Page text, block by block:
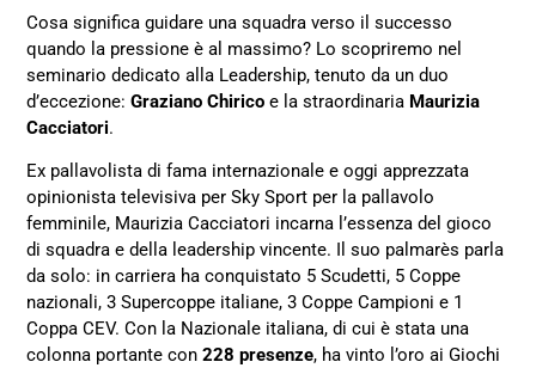
Cosa significa guidare una squadra verso il successo
quando la pressione è al massimo? Lo scopriremo nel
seminario dedicato alla Leadership, tenuto da un duo
d’eccezione:Graziano Chirico e la straordinaria Maurizia
Cacciatori.
Ex pallavolista di fama internazionale e oggi apprezzata
opinionista televisiva per Sky Sport per la pallavolo
femminile, Maurizia Cacciatori incarna l’essenza del gioco
di squadra e della leadership vincente. Il suo palmarès parla
da solo: in carriera ha conquistato 5 Scudetti, 5 Coppe
nazionali, 3 Supercoppe italiane, 3 Coppe Campioni e 1
Coppa CEV. Con la Nazionale italiana, di cui è stata una
colonna portante con228 presenze, ha vinto l’oro ai Giochi